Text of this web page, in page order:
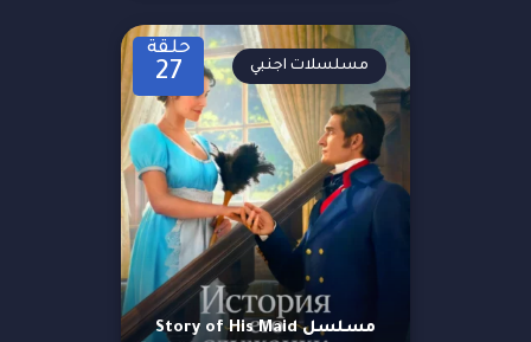
حلقة
27
مسلسل Story of His Maid
مسلسلات اجنبي